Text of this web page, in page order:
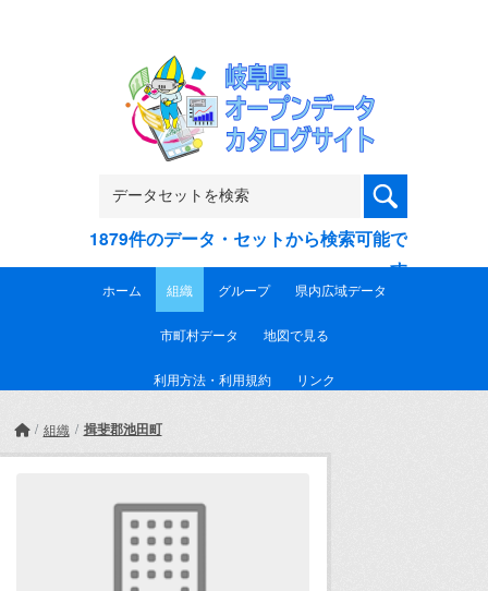
1879件のデータ・セットから検索可能で
す
ホーム 組織 グループ 県内広域データ
市町村データ 地図で見る
利用方法・利用規約 リンク
組織 揖斐郡池田町